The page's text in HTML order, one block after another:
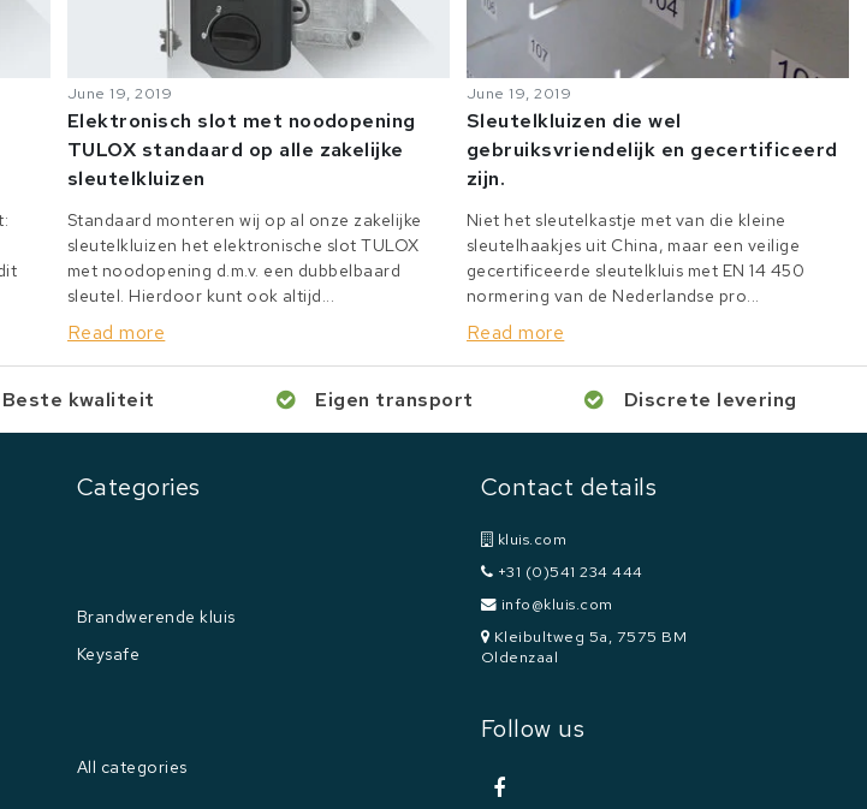
June 19, 2019
Elektronisch slot met noodopening
TULOX standaard op alle zakelijke
sleutelkluizen
Standaard monteren wij op al onze zakelijke
sleutelkluizen het elektronische slot TULOX
met noodopening d.m.v. een dubbelbaard
sleutel. Hierdoor kunt ook altijd...
Read more
June 19, 2019
Sleutelkluizen die wel
gebruiksvriendelijk en gecertificeerd
zijn.
Niet het sleutelkastje met van die kleine
sleutelhaakjes uit China, maar een veilige
gecertificeerde sleutelkluis met EN 14 450
normering van de Nederlandse pro...
Read more
Beste kwaliteit Eigen transport Discrete levering
Categories
Brandwerende kluis
Keysafe
All categories
Contact details
kluis.com
+31 (0)541 234 444
info@kluis.com
Kleibultweg 5a, 7575 BM
Oldenzaal
Follow us